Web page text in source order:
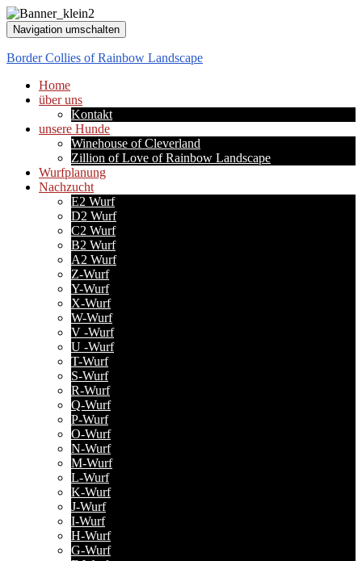
Navigation umschalten
Border Collies of Rainbow Landscape
Home
über uns
Kontakt
unsere Hunde
Winehouse of Cleverland
Zillion of Love of Rainbow Landscape
Wurfplanung
Nachzucht
E2 Wurf
D2 Wurf
C2 Wurf
B2 Wurf
A2 Wurf
Z-Wurf
Y-Wurf
X-Wurf
W-Wurf
V -Wurf
U -Wurf
T-Wurf
S-Wurf
R-Wurf
Q-Wurf
P-Wurf
O-Wurf
N-Wurf
M-Wurf
L-Wurf
K-Wurf
J-Wurf
I-Wurf
H-Wurf
G-Wurf